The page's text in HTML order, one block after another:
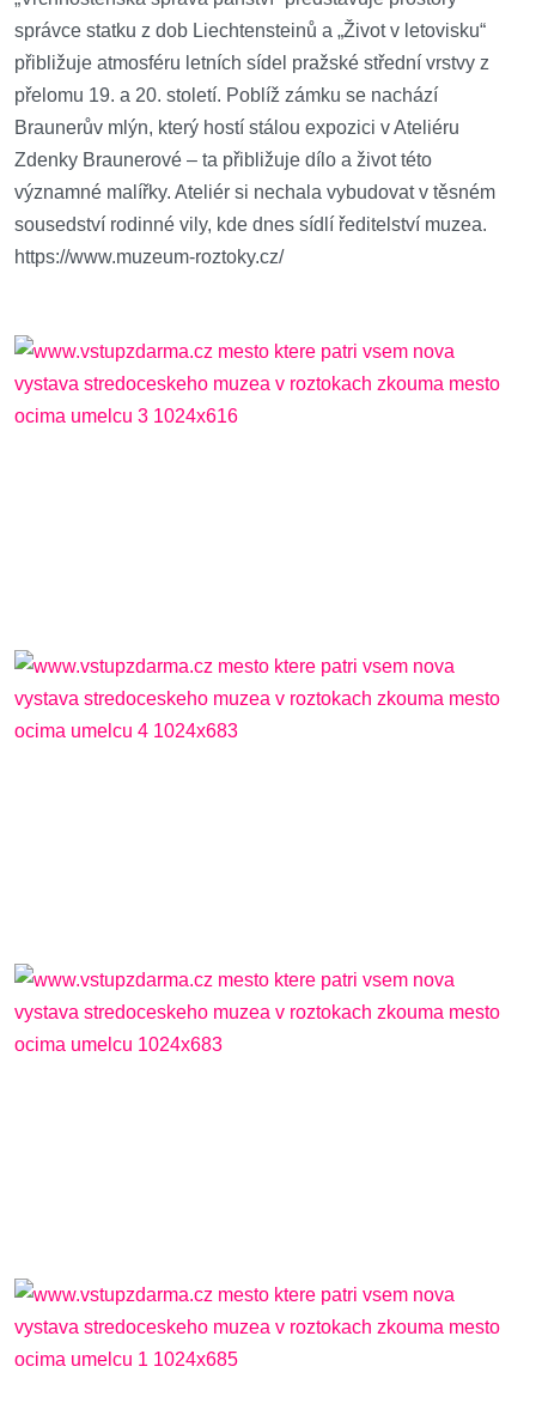
správce statku z dob Liechtensteinů a „Život v letovisku“
přibližuje atmosféru letních sídel pražské střední vrstvy z
přelomu 19. a 20. století. Poblíž zámku se nachází
Braunerův mlýn, který hostí stálou expozici v Ateliéru
Zdenky Braunerové – ta přibližuje dílo a život této
významné malířky. Ateliér si nechala vybudovat v těsném
sousedství rodinné vily, kde dnes sídlí ředitelství muzea.
https://www.muzeum-roztoky.cz/